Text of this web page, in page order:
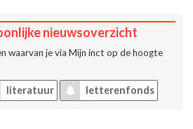
nieuwsoverzicht
waarvan je via Mijn inct op de hoogte
literatuur letterenfonds